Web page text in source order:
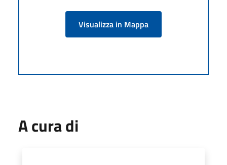
Visualizza in Mappa
A cura di